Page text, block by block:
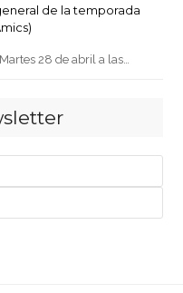
de la temporada
28 de abril a las…